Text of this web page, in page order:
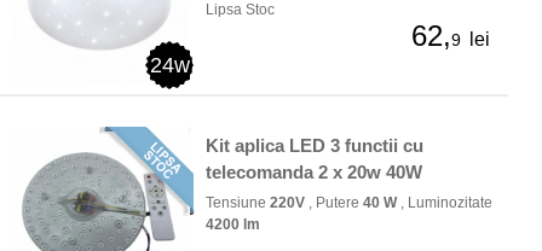
24w
Lipsa Stoc
62,9 lei
Kit aplica LED 3 functii cu
telecomanda 2 x 20w 40W
Tensiune 220V , Putere 40 W, Luminozitate
4200 lm